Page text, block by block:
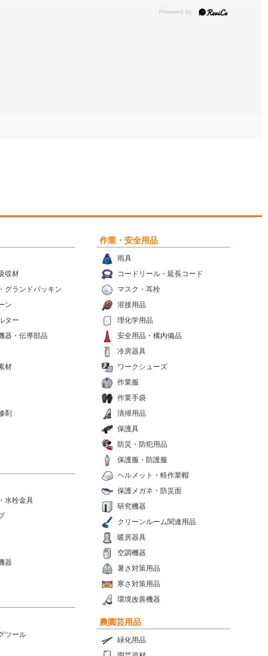
収材
グランドパッキン
ン
ター
器・伝導部品
材
剤
作業・安全用品
雨具
コードリール・延長コード
マスク・耳栓
溶接用品
理化学用品
安全用品・構内備品
冷房器具
ワークシューズ
作業服
作業手袋
清掃用品
保護具
防災・防犯用品
保護服・防護服
ヘルメット・軽作業帽
保護メガネ・防災面
研究機器
クリーンルーム関連用品
暖房器具
空調機器
暑さ対策用品
寒さ対策用品
環境改善機器
水栓金具
器
ツール
農園芸用品
緑化用品